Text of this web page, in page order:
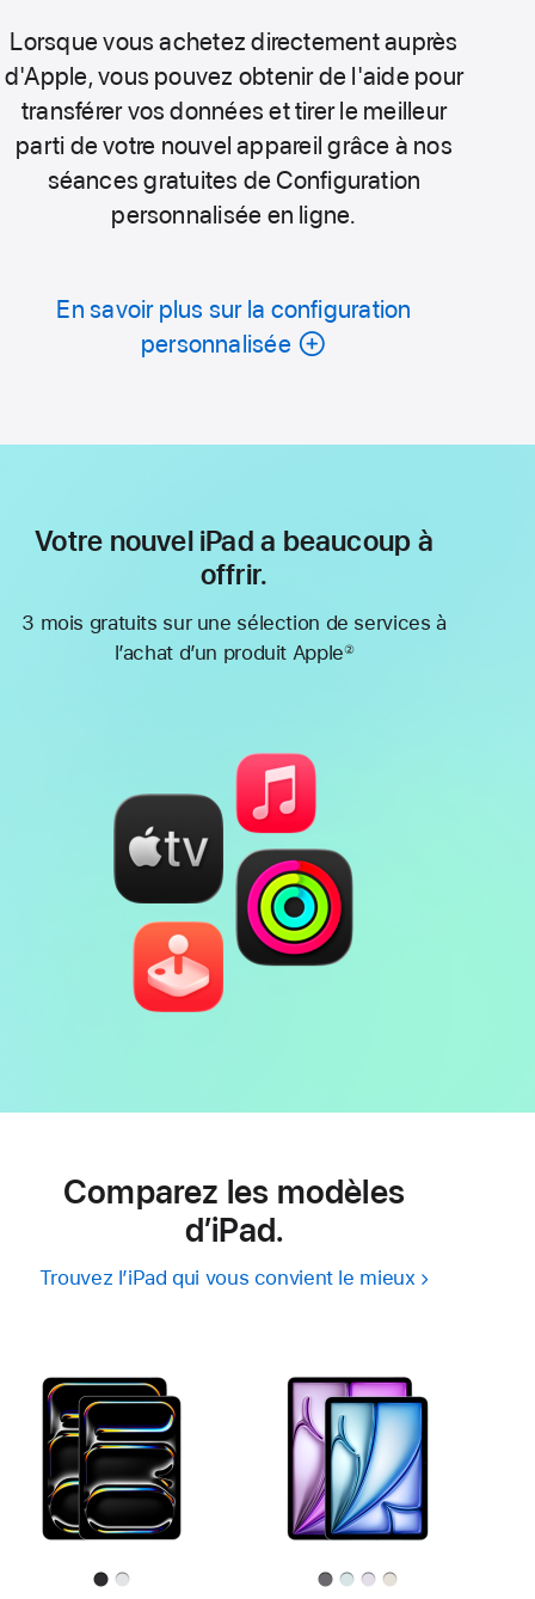
Lorsque vous achetez directement auprès
d'Apple, vous pouvez obtenir de l'aide pour
transférer vos données et tirer le meilleur
parti de votre nouvel appareil grâce à nos
séances gratuites de Configuration
personnalisée en ligne.
En savoir plus sur la configuration
personnalisée
Votre nouvel iPad a beaucoup à
offrir.
3 mois gratuits sur une sélection de services à
l’achat d’un produit Apple②
Comparez les modèles
d’iPad.
Trouvez l’iPad qui vous convient le mieux